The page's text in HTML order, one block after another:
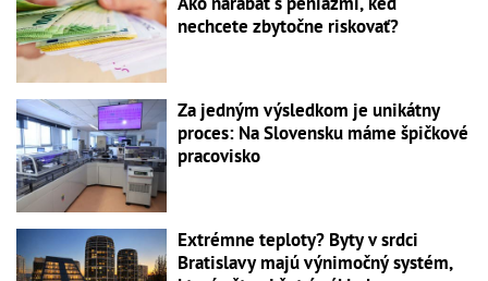
nechcete zbytočne riskovať?
Za jedným výsledkom je unikátny
proces: Na Slovensku máme špičkové
pracovisko
Extrémne teploty? Byty v srdci
Bratislavy majú výnimočný systém,